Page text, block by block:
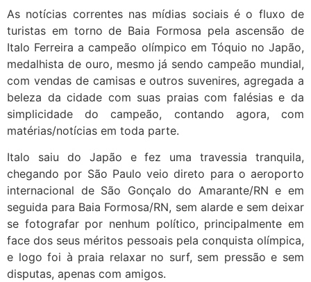
As notícias correntes nas mídias sociais é o fluxo de
turistas em torno de Baia Formosa pela ascensão de
Italo Ferreira a campeão olímpico em Tóquio no Japão,
medalhista de ouro, mesmo já sendo campeão mundial,
com vendas de camisas e outros suvenires, agregada a
beleza da cidade com suas praias com falésias e da
simplicidade do campeão, contando agora, com
matérias/notícias em toda parte.
Italo saiu do Japão e fez uma travessia tranquila,
chegando por São Paulo veio direto para o aeroporto
internacional de São Gonçalo do Amarante/RN e em
seguida para Baia Formosa/RN, sem alarde e sem deixar
se fotografar por nenhum político, principalmente em
face dos seus méritos pessoais pela conquista olímpica,
e logo foi à praia relaxar no surf, sem pressão e sem
disputas, apenas com amigos.